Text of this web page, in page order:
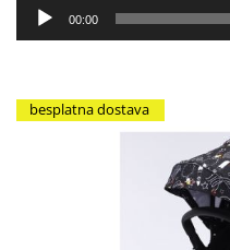
00:00
besplatna dostava